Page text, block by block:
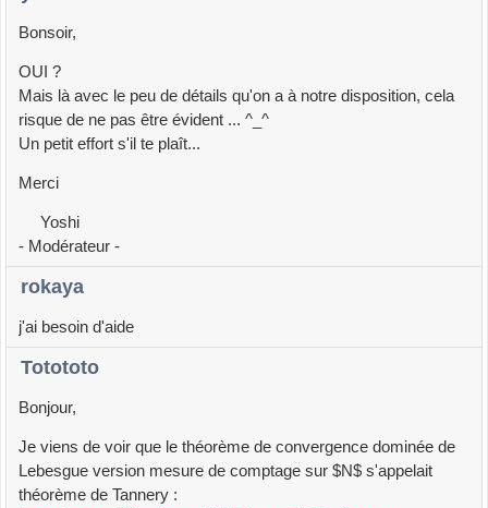
Bonsoir,
OUI ?
Mais là avec le peu de détails qu'on a à notre disposition, cela
risque de ne pas être évident ... ^_^
Un petit effort s'il te plaît...
Merci
Yoshi
- Modérateur -
rokaya
j'ai besoin d'aide
Totototo
Bonjour,
Je viens de voir que le théorème de convergence dominée de
Lebesgue version mesure de comptage sur $N$ s'appelait
théorème de Tannery :